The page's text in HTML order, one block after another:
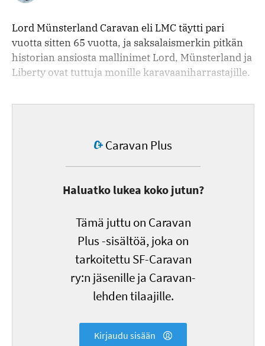
Lord Münsterland Caravan eli LMC täytti pari
vuotta sitten 65 vuotta, ja saksalaismerkin pitkän
historian ansiosta mallinimet Lord, Münsterland ja
Liberty ovat tuttuja monille karavaaniharrastajille.
Caravan Plus
Haluatko lukea koko jutun?
Tämä juttu on Caravan
Plus -sisältöä, joka on
tarkoitettu SF-Caravan
ry:n jäsenille ja Caravan-
lehden tilaajille.
Kirjaudu sisään